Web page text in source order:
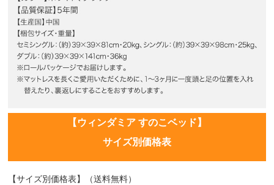
【ウィンダミア すのこベッド】
サイズ別価格表
【サイズ別価格表】（送料無料）